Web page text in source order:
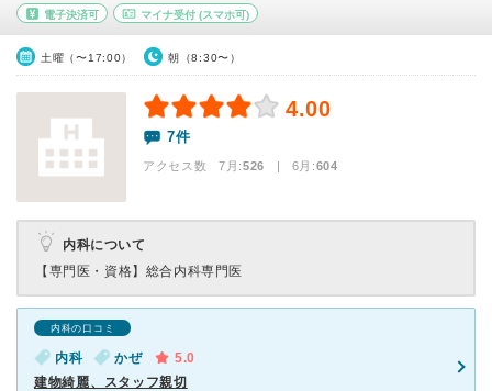
電子決済可 マイナ受付(スマホ可)
土曜（〜17:00） 朝（8:30〜）
4.00
7件
アクセス数 7月:526 | 6月:604
内科について
【専門医・資格】 総合内科専門医
内科の口コミ
内科 かぜ
5.0
建物綺麗、スタッフ親切